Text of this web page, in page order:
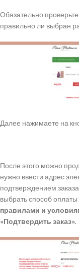
Обязательно
правильно ли выбран
Далее нажимаете на
После этого можно
нужно ввести адрес
подтверждением
выбрать способ
правилами и
«Подтвердить заказ».